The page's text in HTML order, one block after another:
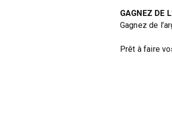
GAGNEZ DE
Gagnez de
Prêt à faire